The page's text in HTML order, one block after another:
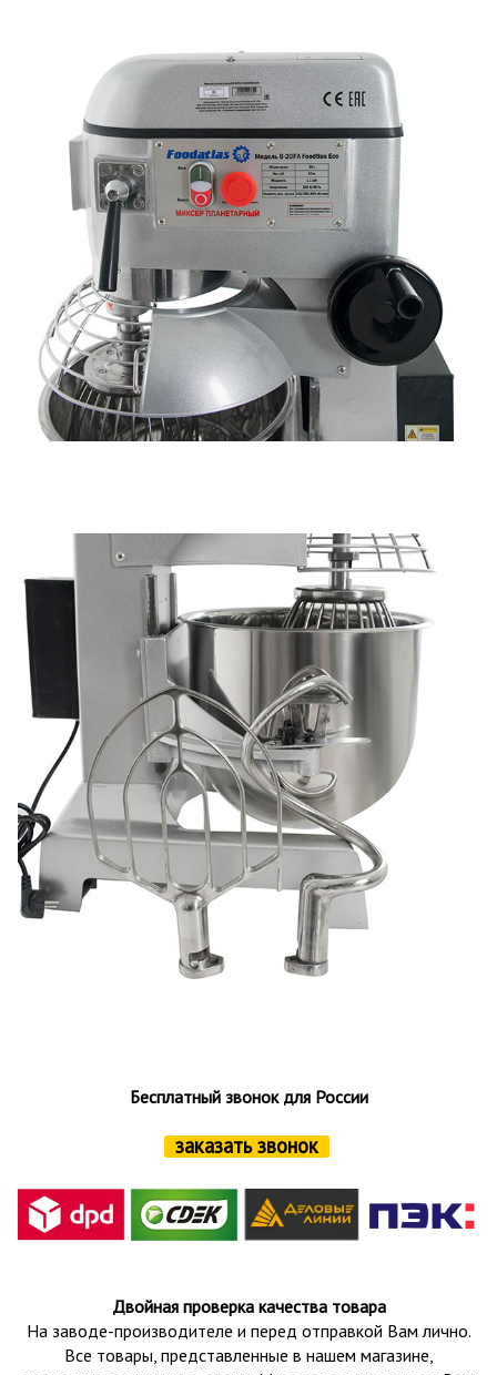
Бесплатный звонок для России
заказать звонок
Двойная проверка качества товара
На заводе-производителе и перед отправкой Вам лично.
Все товары, представленные в нашем магазине,